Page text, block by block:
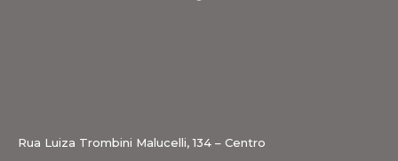
Rua Luiza Trombini Malucelli, 134 – Centro